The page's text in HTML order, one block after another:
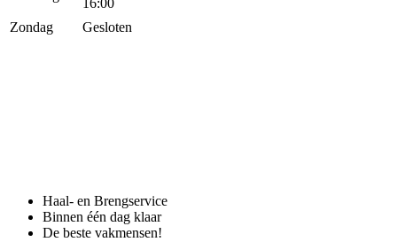
16:00
Zondag
Gesloten
Haal- en Brengservice
Binnen één dag klaar
De beste vakmensen!